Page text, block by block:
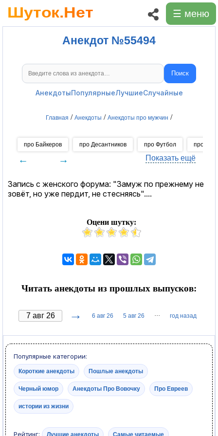
☰ меню
Анекдот №55494
Поиск анекдотов Поиск
АнекдотыПопулярныеЛучшиеСлучайные
Главная / Анекдоты / Анекдоты про мужчин /
про Байкеров про Десантников про Футбол про
← → Показать ещё
Запись с женского форума: "Замуж по прежнему не
зовёт, но уже пердит, не стесняясь"....
Оцени шутку:
Читать анекдоты из прошлых выпусков:
→ 6 авг 26 5 авг 26 ··· год назад
Популярные категории:
Короткие анекдоты Пошлые анекдоты
Черный юмор Анекдоты Про Вовочку Про Евреев
истории из жизни
Рейтинг: Лучшие анекдоты Самые читаемые